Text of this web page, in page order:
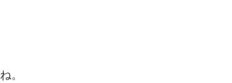
。